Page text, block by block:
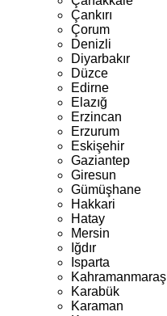
Çankırı
Çorum
Denizli
Diyarbakır
Düzce
Edirne
Elazığ
Erzincan
Erzurum
Eskişehir
Gaziantep
Giresun
Gümüşhane
Hakkari
Hatay
Mersin
Iğdır
Isparta
Kahramanmaraş
Karabük
Karaman